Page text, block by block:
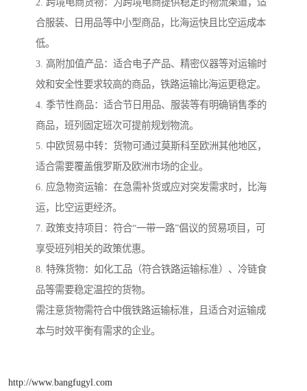
2. 跨境电商货物：为跨境电商提供稳定的物流渠道，适
合服装、日用品等中小型商品，比海运快且比空运成本
低。
3. 高附加值产品：适合电子产品、精密仪器等对运输时
效和安全性要求较高的商品，铁路运输比海运更稳定。
4. 季节性商品：适合节日用品、服装等有明确销售季的
商品，班列固定班次可提前规划物流。
5. 中欧贸易中转：货物可通过莫斯科至欧洲其他地区，
适合需要覆盖俄罗斯及欧洲市场的企业。
6. 应急物资运输：在急需补货或应对突发需求时，比海
运，比空运更经济。
7. 政策支持项目：符合“一带一路”倡议的贸易项目，可
享受班列相关的政策优惠。
8. 特殊货物：如化工品（符合铁路运输标准）、冷链食
品等需要稳定温控的货物。
需注意货物需符合中俄铁路运输标准，且适合对运输成
本与时效平衡有需求的企业。
http://www.bangfugyl.com